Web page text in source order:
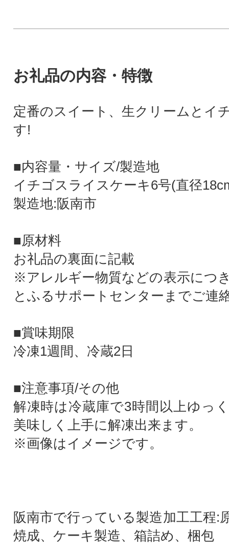
お礼品の内容・特徴
定番のスイート、生クリームとイ
す!
■内容量・サイズ/製造地
イチゴスライスケーキ6号(直径
製造地:阪南市
■原材料
お礼品の裏面に記載
※アレルギー物質などの表示につ
とふるサポートセンターまでご連
■賞味期限
冷凍1週間、冷蔵2日
■注意事項/その他
解凍時は冷蔵庫で3時間以上ゆっ
美味しく上手に解凍出来ます。
※画像はイメージです。
阪南市で行っている製造加工工程:
焼成、ケーキ製造、箱詰め、梱包